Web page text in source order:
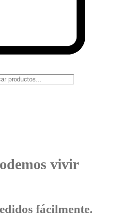
vivir
fácilmente.